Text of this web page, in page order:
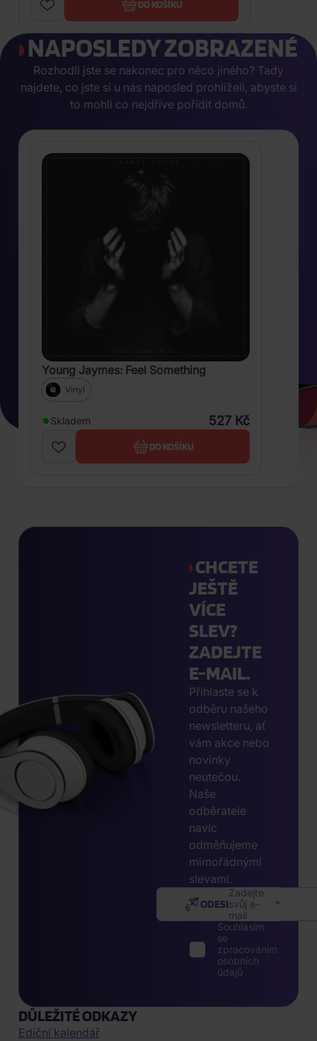
DO KOŠÍKU
NAPOSLEDY ZOBRAZENÉ
Rozhodli jste se nakonec pro něco jiného? Tady
najdete, co jste si u nás naposled prohlíželi, abyste si
to mohli co nejdříve pořídit domů.
Young Jaymes: Feel Something
Vinyl
Skladem 527 Kč
DO KOŠÍKU
CHCETE
JEŠTĚ
VÍCE
SLEV?
ZADEJTE
E-MAIL.
Přihlaste se k
odběru našeho
newsletteru, ať
vám akce nebo
novinky
neutečou.
Naše
odběratele
navíc
odměňujeme
mimořádnými
slevami.
Zadejte
svůj e-
mail
ODESLAT
Souhlasím
se
zpracováním
osobních
údajů
DŮLEŽITÉ ODKAZY
Ediční kalendář